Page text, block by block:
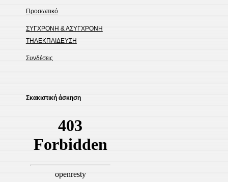
Προσωπικό
ΣΥΓΧΡΟΝΗ & ΑΣΥΓΧΡΟΝΗ
ΤΗΛΕΚΠΑΙΔΕΥΣΗ
Συνδέσεις
Σκακιστική άσκηση